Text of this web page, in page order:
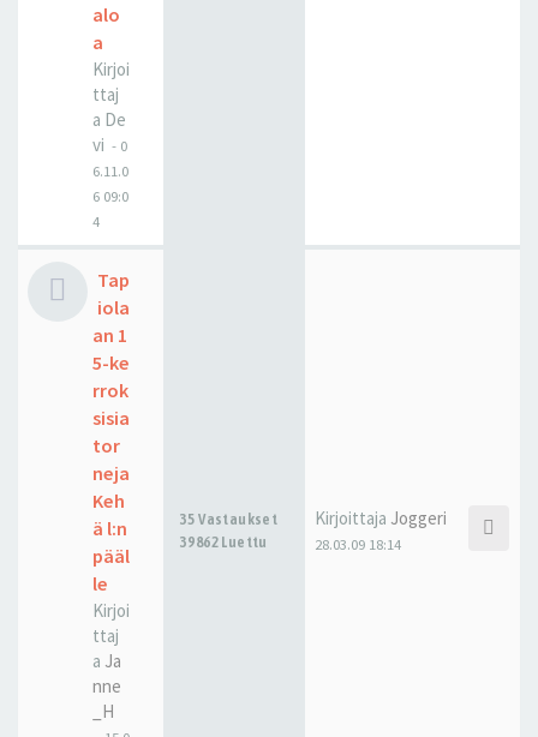
alo
a
Kirjoi
ttaj
a De
vi - 0
6.11.0
6 09:0
4
Tap
iola
an 1
5-ke
rrok
sisia
tor
neja
Keh
ä l:n
pääl
le
Kirjoi
ttaj
a Ja
nne
_H
35 Vastaukset
39862 Luettu
Kirjoittaja Joggeri
28.03.09 18:14